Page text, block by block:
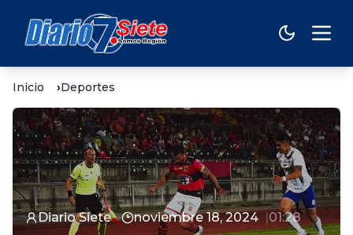
Inicio Deportes
Diario Siete noviembre 18, 2024 01:28